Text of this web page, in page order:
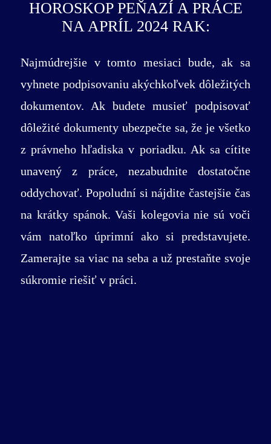
HOROSKOP PEŇAZÍ A PRÁCE
NA APRÍL 2024 RAK:
Najmúdrejšie v tomto mesiaci bude, ak sa
vyhnete podpisovaniu akýchkoľvek dôležitých
dokumentov. Ak budete musieť podpisovať
dôležité dokumenty ubezpečte sa, že je všetko
z právneho hľadiska v poriadku. Ak sa cítite
unavený z práce, nezabudnite dostatočne
oddychovať. Popoludní si nájdite častejšie čas
na krátky spánok. Vaši kolegovia nie sú voči
vám natoľko úprimní ako si predstavujete.
Zamerajte sa viac na seba a už prestaňte svoje
súkromie riešiť v práci.